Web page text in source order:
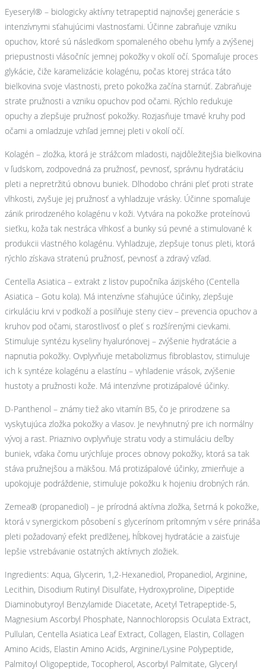
Eyeseryl® – biologicky aktívny tetrapeptid najnovšej generácie s
intenzívnymi sťahujúcimi vlastnosťami. Účinne zabraňuje vzniku
opuchov, ktoré sú následkom spomaleného obehu lymfy a zvýšenej
priepustnosti vlásočníc jemnej pokožky v okolí očí. Spomaľuje proces
glykácie, čiže karamelizácie kolagénu, počas ktorej stráca táto
bielkovina svoje vlastnosti, preto pokožka začína starnúť. Zabraňuje
strate pružnosti a vzniku opuchov pod očami. Rýchlo redukuje
opuchy a zlepšuje pružnosť pokožky. Rozjasňuje tmavé kruhy pod
očami a omladzuje vzhľad jemnej pleti v okolí očí.
Kolagén – zložka, ktorá je strážcom mladosti, najdôležitejšia bielkovina
v ľudskom, zodpovedná za pružnosť, pevnosť, správnu hydratáciu
pleti a nepretržitú obnovu buniek. Dlhodobo chráni pleť proti strate
vlhkosti, zvyšuje jej pružnosť a vyhladzuje vrásky. Účinne spomaľuje
zánik prirodzeného kolagénu v koži. Vytvára na pokožke proteínovú
sieťku, koža tak nestráca vlhkosť a bunky sú pevné a stimulované k
produkcii vlastného kolagénu. Vyhladzuje, zlepšuje tonus pleti, ktorá
rýchlo získava stratenú pružnosť, pevnosť a zdravý vzľad.
Centella Asiatica – extrakt z listov pupočníka ázijského (Centella
Asiatica – Gotu kola). Má intenzívne sťahujúce účinky, zlepšuje
cirkuláciu krvi v podkoží a posilňuje steny ciev – prevencia opuchov a
kruhov pod očami, starostlivosť o pleť s rozšírenými cievkami.
Stimuluje syntézu kyseliny hyalurónovej – zvýšenie hydratácie a
napnutia pokožky. Ovplyvňuje metabolizmus fibroblastov, stimuluje
ich k syntéze kolagénu a elastínu – vyhladenie vrások, zvýšenie
hustoty a pružnosti kože. Má intenzívne protizápalové účinky.
D-Panthenol – známy tiež ako vitamín B5, čo je prirodzene sa
vyskytujúca zložka pokožky a vlasov. Je nevyhnutný pre ich normálny
vývoj a rast. Priaznivo ovplyvňuje stratu vody a stimuláciu deľby
buniek, vďaka čomu urýchľuje proces obnovy pokožky, ktorá sa tak
stáva pružnejšou a mäkšou. Má protizápalové účinky, zmierňuje a
upokojuje podráždenie, stimuluje pokožku k hojeniu drobných rán.
Zemea® (propanediol) – je prírodná aktívna zložka, šetrná k pokožke,
ktorá v synergickom pôsobení s glycerínom prítomným v sére prináša
pleti požadovaný efekt predlženej, hĺbkovej hydratácie a zaisťuje
lepšie vstrebávanie ostatných aktívnych zložiek.
Ingredients: Aqua, Glycerin, 1,2-Hexanediol, Propanediol, Arginine,
Lecithin, Disodium Rutinyl Disulfate, Hydroxyproline, Dipeptide
Diaminobutyroyl Benzylamide Diacetate, Acetyl Tetrapeptide-5,
Magnesium Ascorbyl Phosphate, Nannochloropsis Oculata Extract,
Pullulan, Centella Asiatica Leaf Extract, Collagen, Elastin, Collagen
Amino Acids, Elastin Amino Acids, Arginine/Lysine Polypeptide,
Palmitoyl Oligopeptide, Tocopherol, Ascorbyl Palmitate, Glyceryl